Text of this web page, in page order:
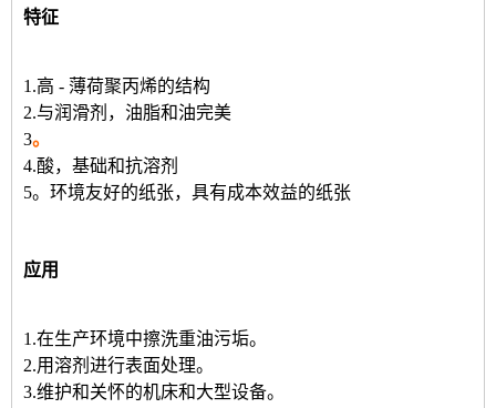
特征
1.高 - 薄荷聚丙烯的结构
2.与润滑剂，油脂和油完美
3。
4.酸，基础和抗溶剂
5。 环境友好的纸张，具有成本效益的纸张
应用
1.在生产环境中擦洗重油污垢。
2.用溶剂进行表面处理。
3.维护和关怀的机床和大型设备。